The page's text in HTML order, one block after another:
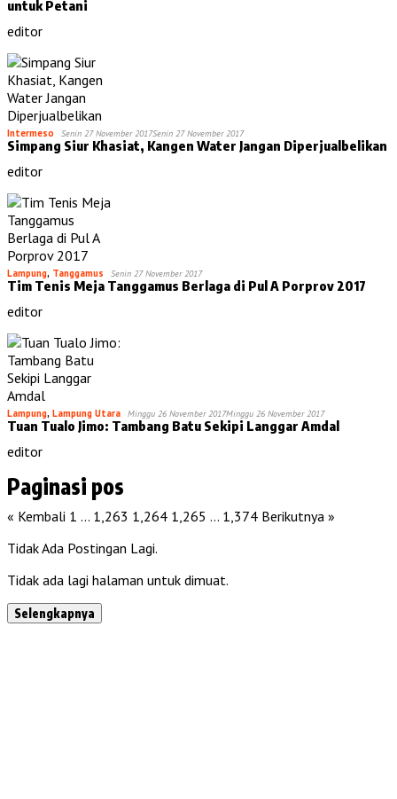
untuk Petani
editor
Intermeso Senin 27 November 2017Senin 27 November 2017
Simpang Siur Khasiat, Kangen Water Jangan Diperjualbelikan
editor
Lampung, Tanggamus Senin 27 November 2017
Tim Tenis Meja Tanggamus Berlaga di Pul A Porprov 2017
editor
Lampung, Lampung Utara Minggu 26 November 2017Minggu 26 November 2017
Tuan Tualo Jimo: Tambang Batu Sekipi Langgar Amdal
editor
Paginasi pos
« Kembali 1 … 1,263 1,264 1,265 … 1,374 Berikutnya »
Tidak Ada Postingan Lagi.
Tidak ada lagi halaman untuk dimuat.
Selengkapnya